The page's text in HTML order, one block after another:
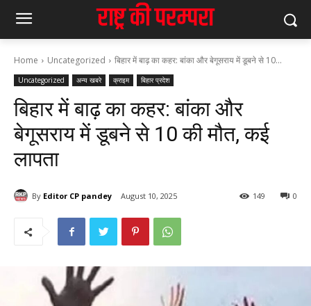
Home Uncategorized बिहार में बाढ़ का कहर: बांका और बेगूसराय में डूबने से 10...
Uncategorized अन्य खबरे क्राइम बिहार प्रदेश
बिहार में बाढ़ का कहर: बांका और
बेगूसराय में डूबने से 10 की मौत, कई
लापता
By Editor CP pandey August 10, 2025 0
149